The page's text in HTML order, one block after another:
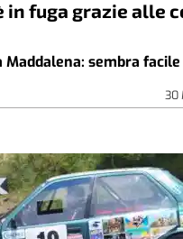
in fuga grazie alle
Maddalena: sembra
30